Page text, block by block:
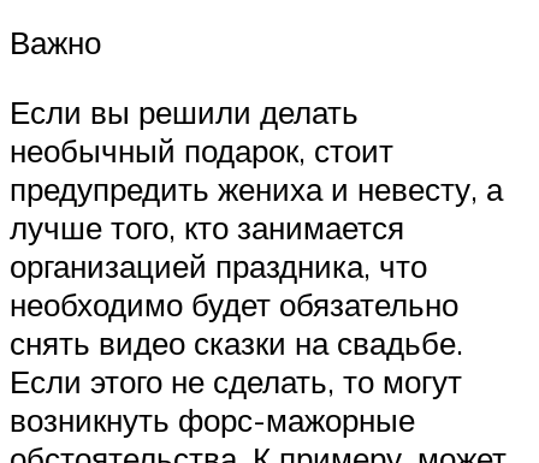
Важно
Если вы решили делать
необычный подарок, стоит
предупредить жениха и невесту, а
лучше того, кто занимается
организацией праздника, что
необходимо будет обязательно
снять видео сказки на свадьбе.
Если этого не сделать, то могут
возникнуть форс-мажорные